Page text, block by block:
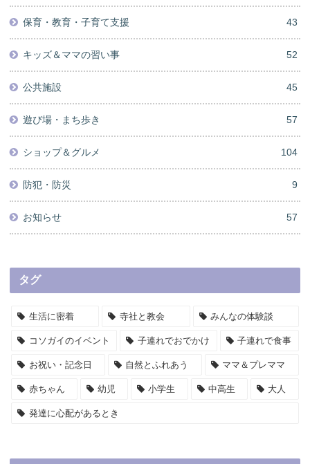
保育・教育・子育て支援 43
キッズ＆ママの習い事 52
公共施設 45
遊び場・まち歩き 57
ショップ＆グルメ 104
防犯・防災 9
お知らせ 57
タグ
小学生
幼児
子連れでおでかけ
大人
生活に密着
赤ちゃん
ママ＆プレママ
子連れで食事
お祝い・記念日
コソガイのイベント
中高生
発達に心配があるとき
自然とふれあう
寺社と教会 みんなの体験談